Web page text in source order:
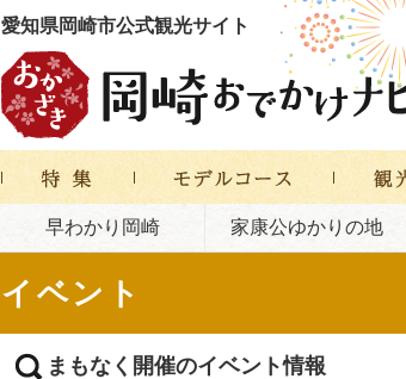
愛知県岡崎市公式観光サイト
早わかり岡崎 家康公ゆかりの地
イベント
まもなく開催のイベント情報